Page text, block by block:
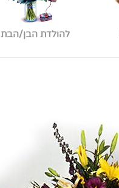
להולדת הבן/הבת